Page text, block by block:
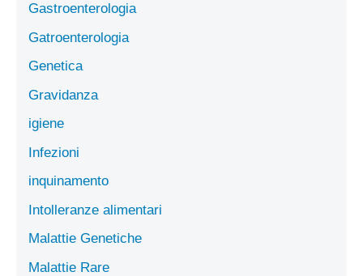
Gastroenterologia
Gatroenterologia
Genetica
Gravidanza
igiene
Infezioni
inquinamento
Intolleranze alimentari
Malattie Genetiche
Malattie Rare